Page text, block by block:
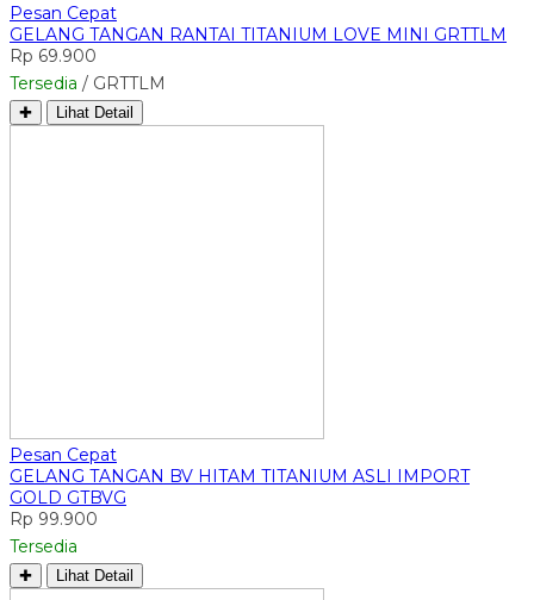
Pesan Cepat
GELANG TANGAN RANTAI TITANIUM LOVE MINI GRTTLM
Rp 69.900
Tersedia / GRTTLM
✚ Lihat Detail
Pesan Cepat
GELANG TANGAN BV HITAM TITANIUM ASLI IMPORT
GOLD GTBVG
Rp 99.900
Tersedia
✚ Lihat Detail